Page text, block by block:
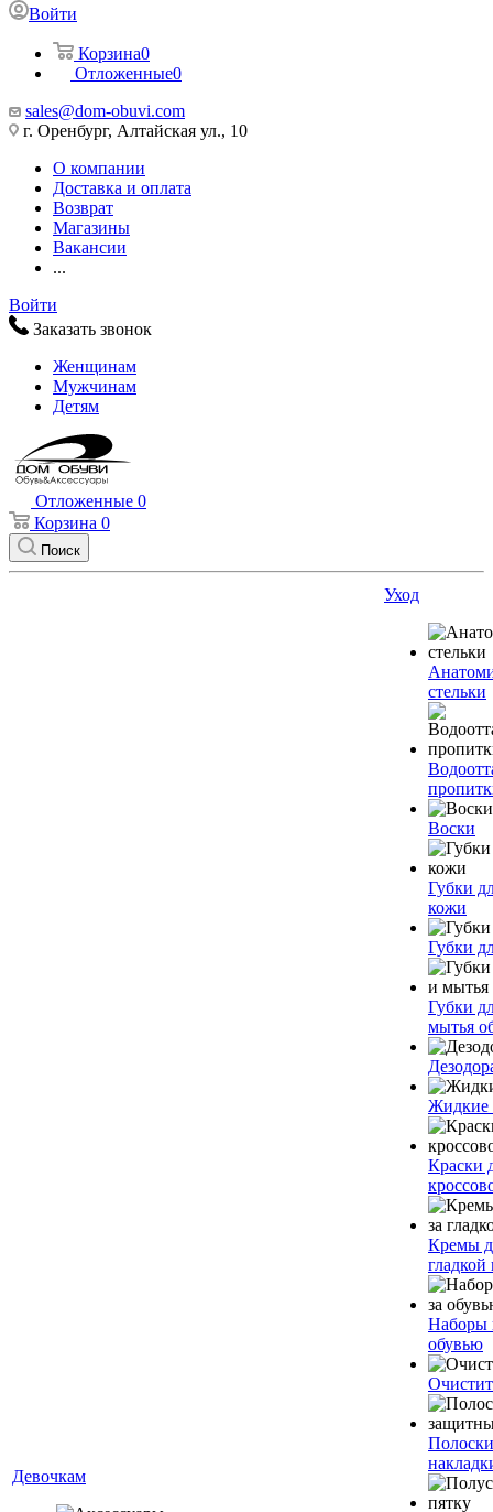
Войти
Корзина0
Отложенные0
sales@dom-obuvi.com
г. Оренбург, Алтайская ул., 10
О компании
Доставка и оплата
Возврат
Магазины
Вакансии
...
Войти
Заказать звонок
Женщинам
Мужчинам
Детям
Отложенные 0
Корзина 0
Поиск
Девочкам
Уход
стельки
Воски
Губки
кожи
Губки
Губки
мытья
Жидкие
Краски
Кремы
гладкой
Наборы
обувью